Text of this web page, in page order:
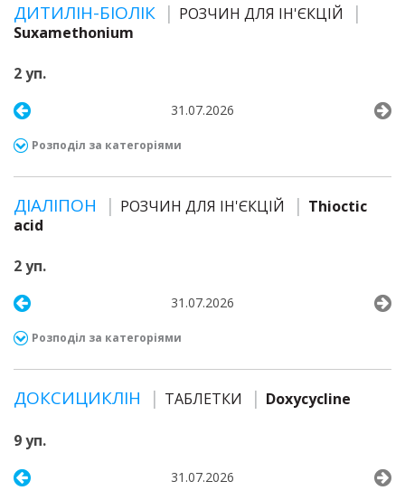
ДИТИЛІН-БІОЛІК
РОЗЧИН ДЛЯ ІН'ЄКЦІЙ
Suxamethonium
2 уп.
31.07.2026
Розподіл за категоріями
ДІАЛІПОН РОЗЧИН ДЛЯ ІН'ЄКЦІЙ
Thioctic
acid
2 уп.
31.07.2026
Розподіл за категоріями
ДОКСИЦИКЛІН ТАБЛЕТКИ Doxycycline
9 уп.
31.07.2026